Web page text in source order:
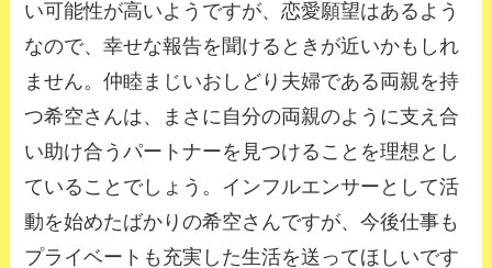
い可能性が高いようですが、恋愛願望はあるよう
なので、幸せな報告を聞けるときが近いかもしれ
ません。仲睦まじいおしどり夫婦である両親を持
つ希空さんは、まさに自分の両親のように支え合
い助け合うパートナーを見つけることを理想とし
ていることでしょう。インフルエンサーとして活
動を始めたばかりの希空さんですが、今後仕事も
プライベートも充実した生活を送ってほしいです